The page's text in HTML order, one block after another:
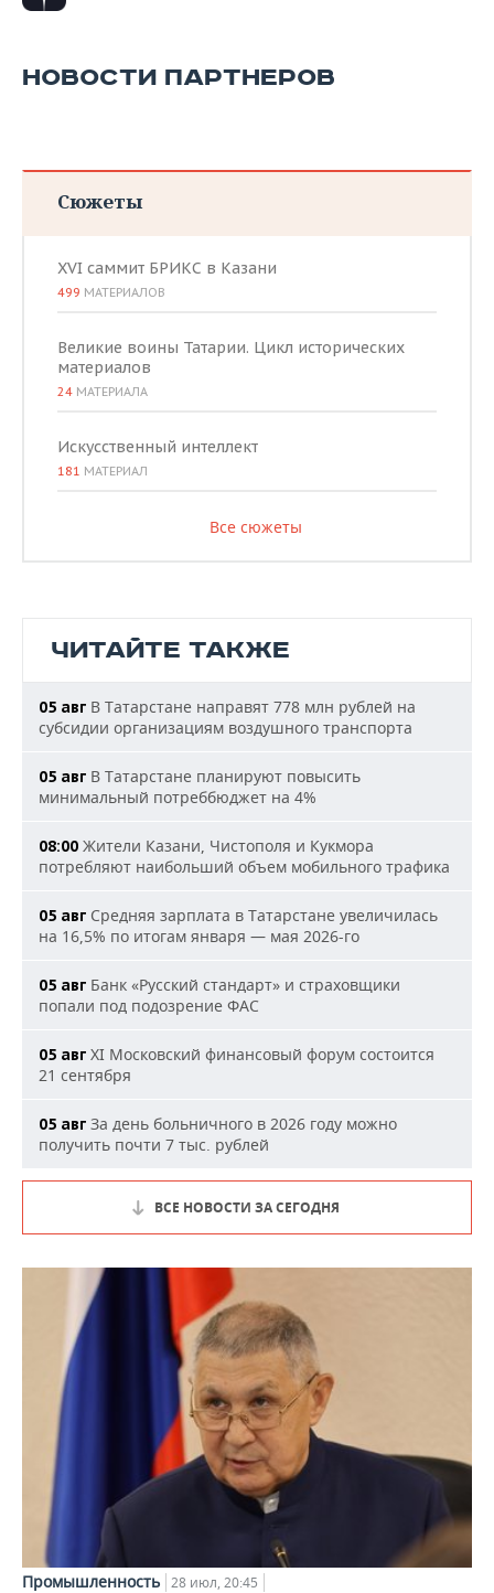
НОВОСТИ ПАРТНЕРОВ
Сюжеты
XVI саммит БРИКС в Казани
499 МАТЕРИАЛОВ
Великие воины Татарии. Цикл исторических
материалов
24 МАТЕРИАЛА
Искусственный интеллект
181 МАТЕРИАЛ
Все сюжеты
ЧИТАЙТЕ ТАКЖЕ
05 авг В Татарстане направят 778 млн рублей на
субсидии организациям воздушного транспорта
05 авг В Татарстане планируют повысить
минимальный потреббюджет на 4%
08:00 Жители Казани, Чистополя и Кукмора
потребляют наибольший объем мобильного трафика
05 авг Средняя зарплата в Татарстане увеличилась
на 16,5% по итогам января — мая 2026-го
05 авг Банк «Русский стандарт» и страховщики
попали под подозрение ФАС
05 авг XI Московский финансовый форум состоится
21 сентября
05 авг За день больничного в 2026 году можно
получить почти 7 тыс. рублей
ВСЕ НОВОСТИ ЗА СЕГОДНЯ
Промышленность 28 июл, 20:45